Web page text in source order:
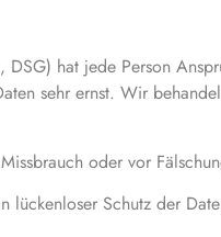
DSG) hat jede Person
sehr ernst. Wir
oder vor
lückenloser Schutz der